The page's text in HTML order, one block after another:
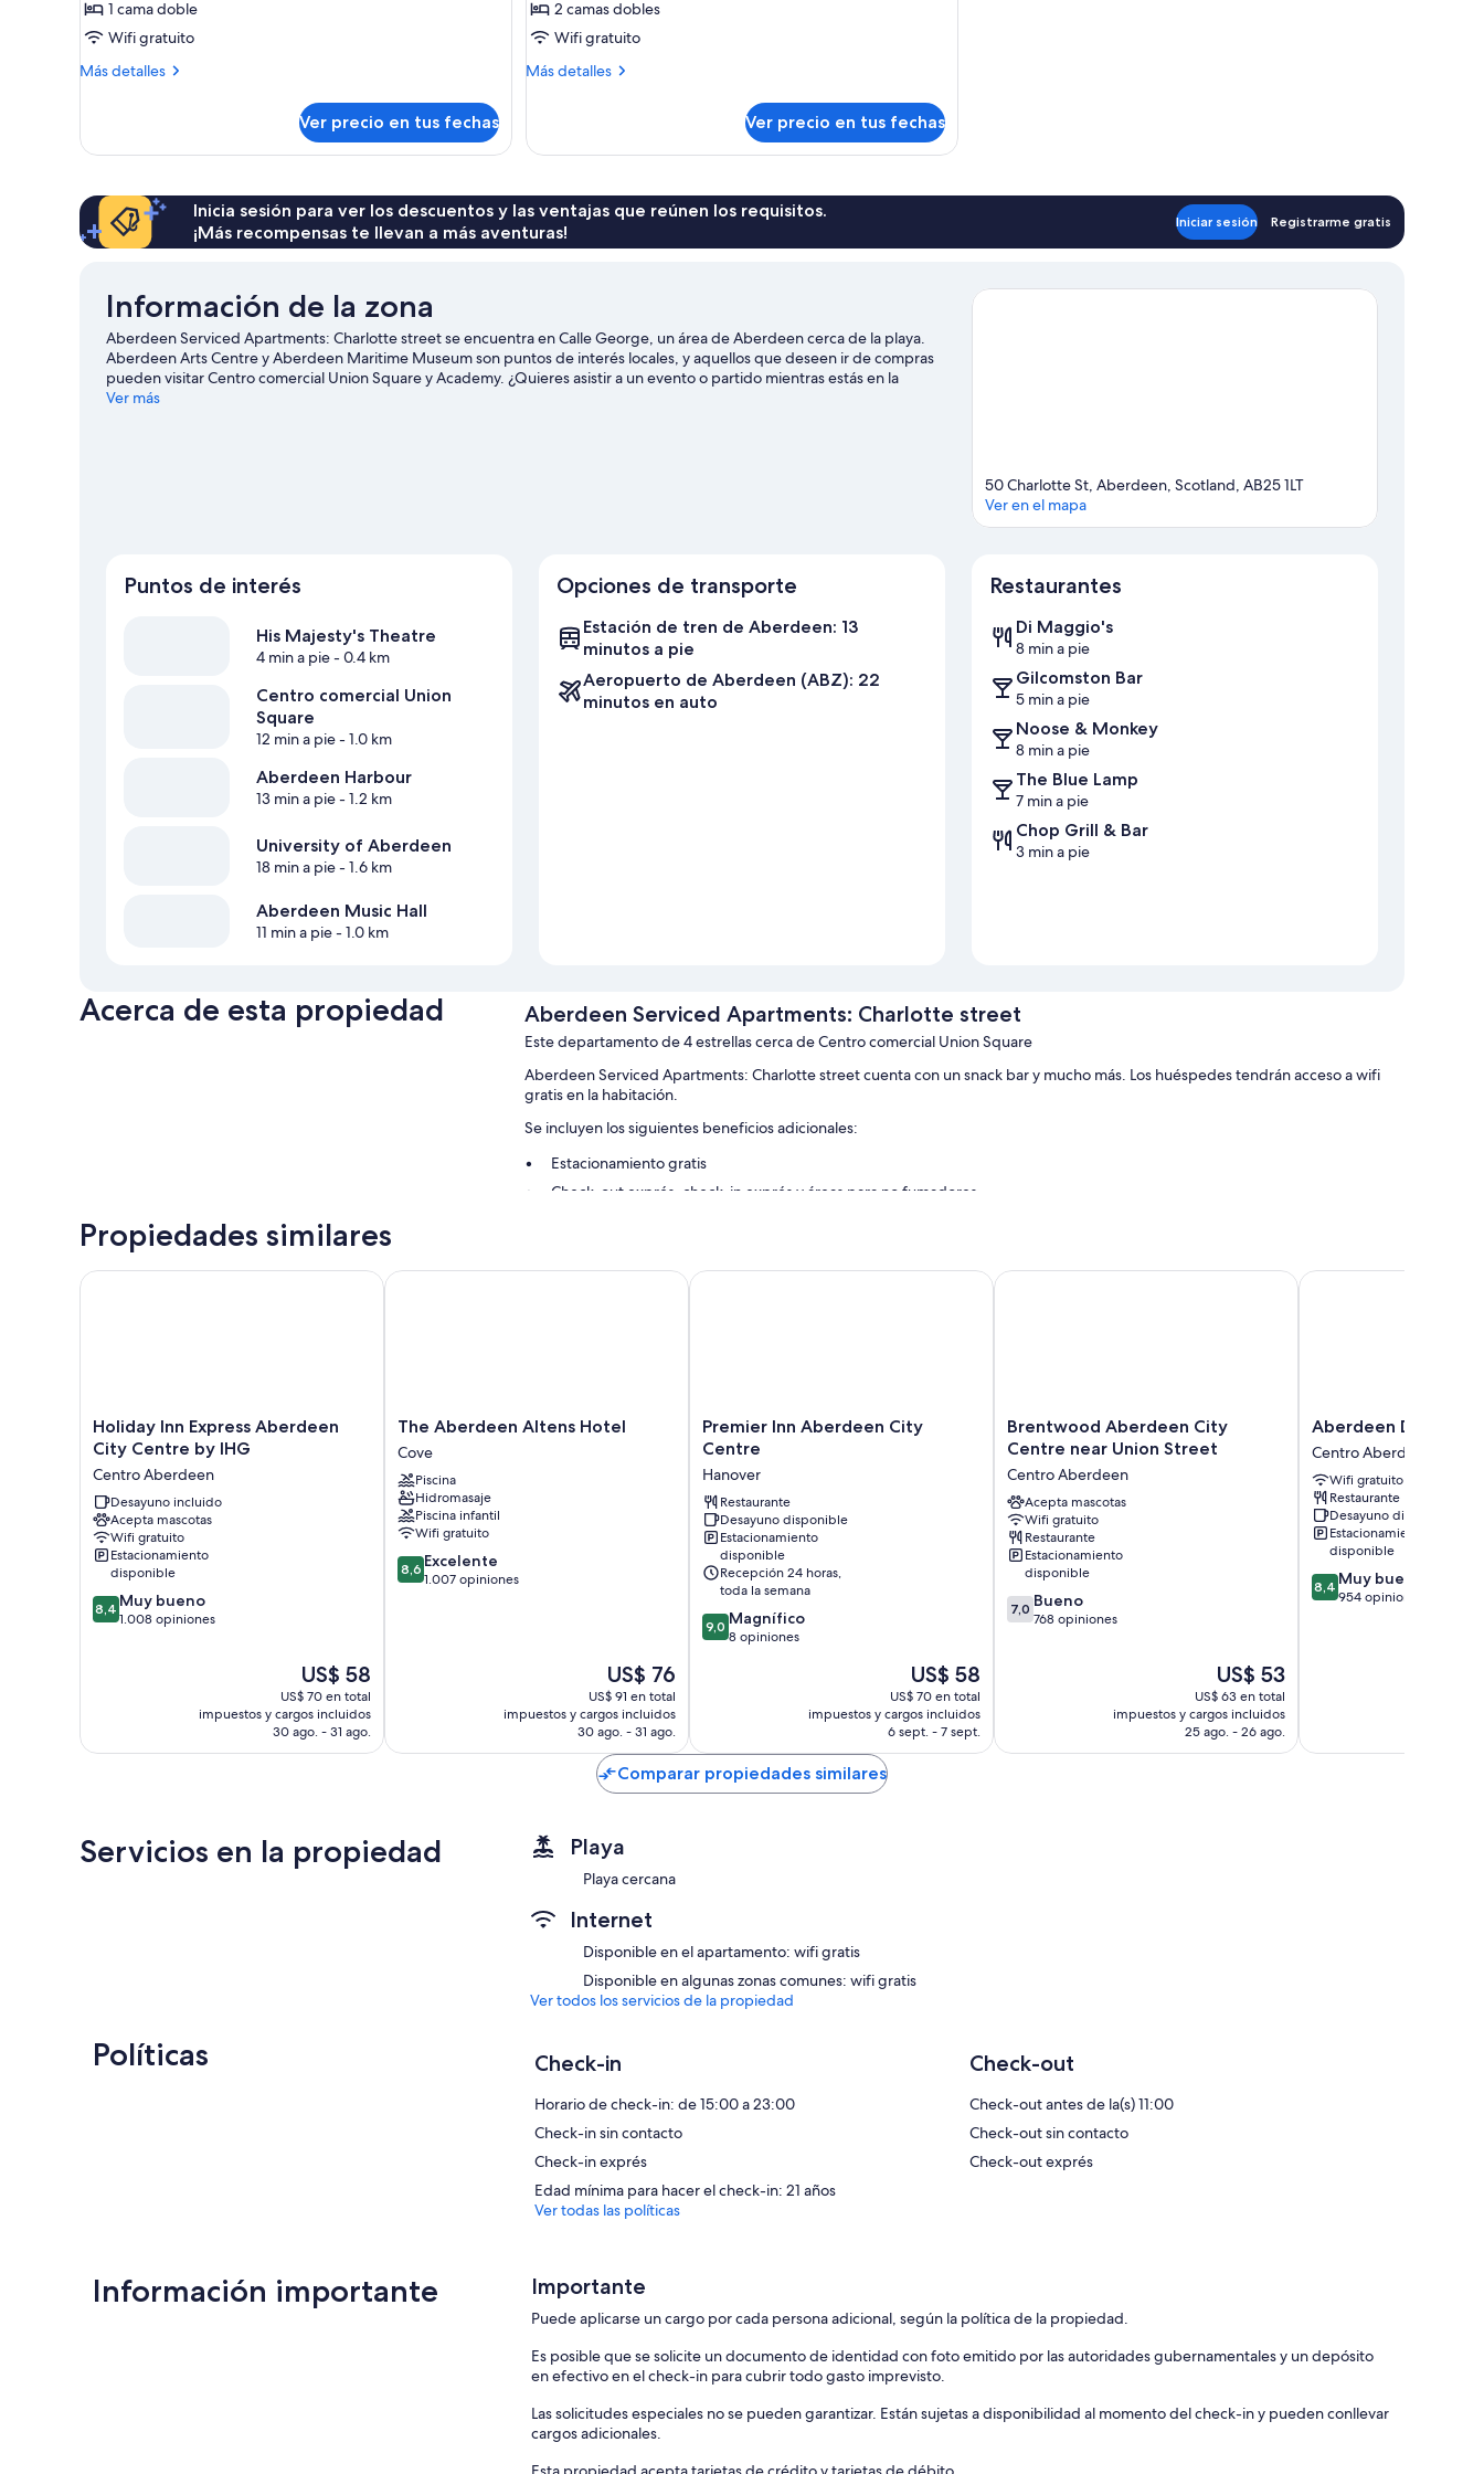
Departamento
Premium,
habitación
1 cama doble
Wifi gratuito
Más detalles
Más
Premium,
Ver precio en tus fechas
Departamento,
2
2 camas dobles
Wifi gratuito
Más detalles
Más
2
Ver precio en tus fechas
Inicia sesión para ver los descuentos y las ventajas que reúnen los requisitos.
¡Más recompensas te llevan a más aventuras!
Iniciar sesión Registrarme gratis
Información de la zona
Aberdeen Serviced Apartments: Charlotte street se encuentra en Calle George, un área de Aberdeen cerca de la playa.
Aberdeen Arts Centre y Aberdeen Maritime Museum son puntos de interés locales, y aquellos que deseen ir de compras
pueden visitar Centro comercial Union Square y Academy. ¿Quieres asistir a un evento o partido mientras estás en la
ciudad? Échale un vistazo a lo que sucede en Pittodrie Stadium o RGU: SPORT. En la zona puedes practicar actividades
Ver más
50 Charlotte St, Aberdeen, Scotland, AB25 1LT
Ver en el mapa
Puntos de interés
His Majesty's Theatre
4 min a pie- 0.4 km
Centro comercial Union
Square
12 min a pie- 1.0 km
Aberdeen Harbour
13 min a pie- 1.2 km
University of Aberdeen
18 min a pie- 1.6 km
Aberdeen Music Hall
11 min a pie- 1.0 km
Opciones de transporte
Estación de tren de Aberdeen: 13
minutos a pie
Aeropuerto de Aberdeen (ABZ): 22
minutos en auto
Restaurantes
Di Maggio's
8 min a pie
Gilcomston Bar
5 min a pie
Noose & Monkey
8 min a pie
The Blue Lamp
7 min a pie
Chop Grill & Bar
3 min a pie
Acerca de esta propiedad Aberdeen Serviced Apartments: Charlotte street
Este departamento de 4 estrellas cerca de Centro comercial Union Square
Aberdeen Serviced Apartments: Charlotte street cuenta con un snack bar y mucho más. Los huéspedes tendrán acceso a wifi
gratis en la habitación.
Se incluyen los siguientes beneficios adicionales:
Estacionamiento gratis
Check-out exprés, check-in exprés y áreas para no fumadores
Todas las habitaciones están amuebladas de manera individual y tienen comodidades como áreas de descanso separadas.
Además, incluyen servicios como wifi gratis.
Propiedades similares
Holiday
Inn
Express
Aberdeen
City
Centre
by
IHG
Centro
Aberdeen
Holiday Inn Express Aberdeen
City Centre by IHG
Centro Aberdeen
Desayuno incluido
Acepta mascotas
Wifi gratuito
Estacionamiento
disponible
8.4
de
8,4 Muy bueno
1.008 opiniones
El
precio
actual
es
de
US$ 58
US$ 70 en total
impuestos y cargos incluidos
30 ago. - 31 ago.
Holiday Inn Express Aberdeen City Centre by IHG
The
Aberdeen
Altens
Hotel
Cove
The Aberdeen Altens Hotel
Cove
Piscina
Hidromasaje
Piscina infantil
Wifi gratuito
8.6
de
8,6 Excelente
1.007 opiniones
El
precio
actual
es
de
US$ 76
US$ 76
US$ 91 en total
impuestos y cargos incluidos
30 ago. - 31 ago.
The Aberdeen Altens Hotel
Premier
Inn
City
Centre
Hanover
Premier Inn Aberdeen City
Centre
Hanover
Restaurante
Desayuno disponible
Estacionamiento
disponible
Recepción 24 horas,
toda la semana
9.0
de
9,0 Magnífico
8 opiniones
El
precio
actual
es
de
US$ 58
US$ 70 en total
impuestos y cargos incluidos
6 sept. - 7 sept.
Premier Inn Aberdeen City Centre
Brentwood
Aberdeen
Centre
near
Union
Street
Centro
Aberdeen
Brentwood Aberdeen City
Centre near Union Street
Centro Aberdeen
Acepta mascotas
Wifi gratuito
Restaurante
Estacionamiento
disponible
7.0
de
7,0 Bueno
768 opiniones
El
precio
actual
es
de
US$ 53
US$ 63 en total
impuestos y cargos incluidos
25 ago. - 26 ago.
Brentwood Aberdeen City Centre near Union Street
Aberdeen
Douglas
Hotel
Centro
Aberdeen
Aberdeen Douglas
Centro Aberdeen
Wifi gratuito
Restaurante
Desayuno disponible
Estacionamiento
disponible
8.4
de
8,4 Muy bueno
954 opiniones
Aberdeen Douglas
Comparar propiedades similares
Servicios en la propiedad Playa
Playa cercana
Internet
Disponible en el apartamento: wifi gratis
Disponible en algunas zonas comunes: wifi gratis
Ver todos los servicios de la propiedad
Políticas Check-in
Horario de check-in: de 15:00 a 23:00
Check-in sin contacto
Check-in exprés
Edad mínima para hacer el check-in: 21 años
Check-out
Check-out antes de la(s) 11:00
Check-out sin contacto
Check-out exprés
Ver todas las políticas
Información importante Importante
Puede aplicarse un cargo por cada persona adicional, según la política de la propiedad.
Es posible que se solicite un documento de identidad con foto emitido por las autoridades gubernamentales y un depósito
en efectivo en el check-in para cubrir todo gasto imprevisto.
Las solicitudes especiales no se pueden garantizar. Están sujetas a disponibilidad al momento del check-in y pueden conllevar
cargos adicionales.